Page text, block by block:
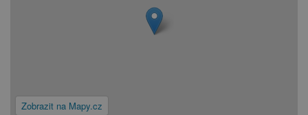
Zobrazit na Mapy.cz